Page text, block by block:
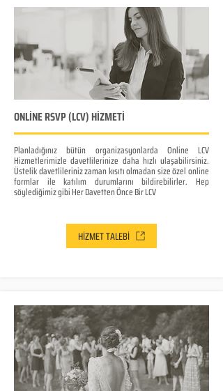
ONLİNE RSVP (LCV) HİZMETİ
Planladığınız bütün organizasyonlarda Online LCV
Hizmetlerimizle davetlilerinize daha hızlı ulaşabilirsiniz.
Üstelik davetlileriniz zaman kısıtı olmadan size özel online
formlar ile katılım durumlarını bildirebilirler. Hep
söylediğimiz gibi Her Davetten Önce Bir LCV
HİZMET TALEBİ